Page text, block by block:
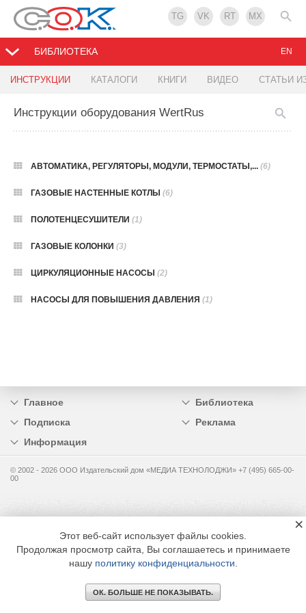
TG VK RT MX
БИБЛИОТЕКА
ИНСТРУКЦИИ КАТАЛОГИ КНИГИ ВИДЕО СТАТЬИ
EN
Инструкции оборудования WertRus
АВТОМАТИКА, РЕГУЛЯТОРЫ, МОДУЛИ, ТЕРМОСТАТЫ,... (6)
ГАЗОВЫЕ НАСТЕННЫЕ КОТЛЫ (6)
ПОЛОТЕНЦЕСУШИТЕЛИ (1)
ГАЗОВЫЕ КОЛОНКИ (3)
ЦИРКУЛЯЦИОННЫЕ НАСОСЫ (2)
НАСОСЫ ДЛЯ ПОВЫШЕНИЯ ДАВЛЕНИЯ (1)
Главное
Библиотека
Подписка
Реклама
Информация
© 2002 - 2026 OOO Издательский дом «МЕДИА ТЕХНОЛОДЖИ» +7 (495) 665-00-
00
Этот веб-сайт использует файлы cookies.
Продолжая просмотр сайта, Вы соглашаетесь и принимаете
нашу политику конфиденциальности
ОК. БОЛЬШЕ НЕ ПОКАЗЫВАТЬ.
×